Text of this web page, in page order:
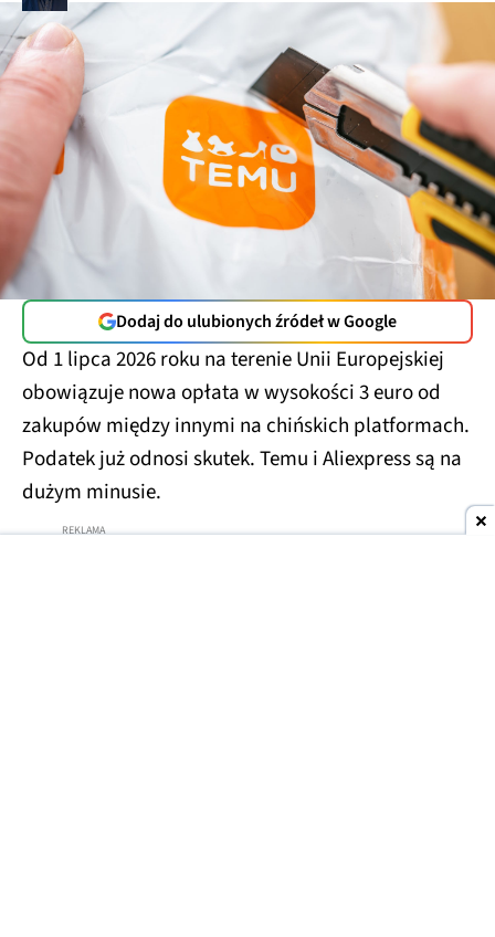
Dodaj do ulubionych źródeł w Google
Od 1 lipca 2026 roku na terenie Unii Europejskiej
obowiązuje nowa opłata w wysokości 3 euro od
zakupów między innymi na chińskich platformach.
Podatek już odnosi skutek. Temu i Aliexpress są na
dużym minusie.